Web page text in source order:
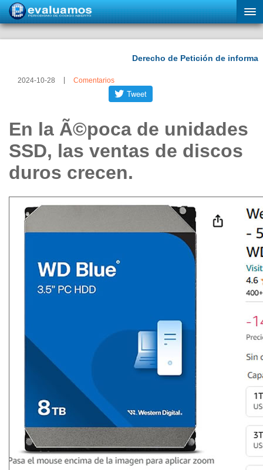
2024-10-28 Comentarios
En la Ã©poca de unidades
SSD, las ventas de discos
duros crecen.